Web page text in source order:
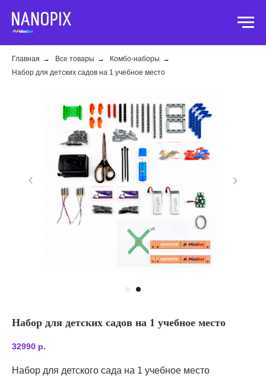
Главная → Все товары → Комбо-наборы →
Набор для детских садов на 1 учебное место
Набор для детских садов на 1 учебное место
32990 р.
Набор для детского сада на 1 учебное место